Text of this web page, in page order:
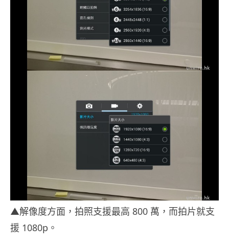
▲解像度方面，拍照支援最高 800 萬，而拍片就支
援 1080p。